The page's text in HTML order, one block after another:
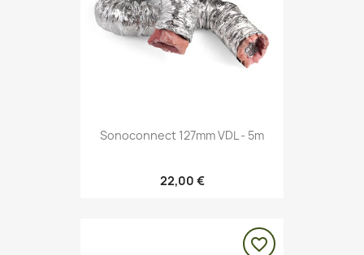
Sonoconnect 127mm VDL - 5m
22,00 €
favorite_border